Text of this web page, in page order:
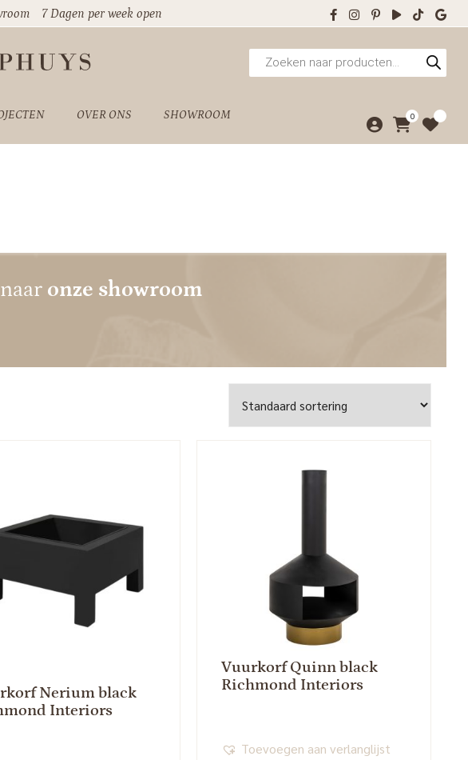
7 Dagen per week open
Producten
zoeken
OVER ONS SHOWROOM 0
onze showroom
Nerium black
Interiors
Vuurkorf Quinn black
Richmond Interiors
Toevoegen aan verlanglijst